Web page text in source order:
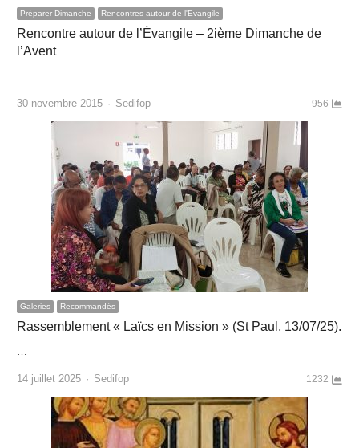
Préparer Dimanche Rencontres autour de l'Evangile
Rencontre autour de l’Évangile – 2ième Dimanche de
l’Avent
30 novembre 2015 Author
Sedifop 956
Galeries Recommandés
Rassemblement « Laïcs en Mission » (St Paul, 13/07/25).
…
14 juillet 2025 Author
Sedifop 1232